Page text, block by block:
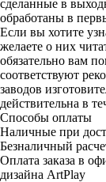
сделанные в
обработаны в
Если вы хотите
желаете о них
обязательно вам
соответствуют
заводов
действительна в
Способы оплаты
Наличные при
Безналичный
Оплата заказа в
дизайна ArtPlay